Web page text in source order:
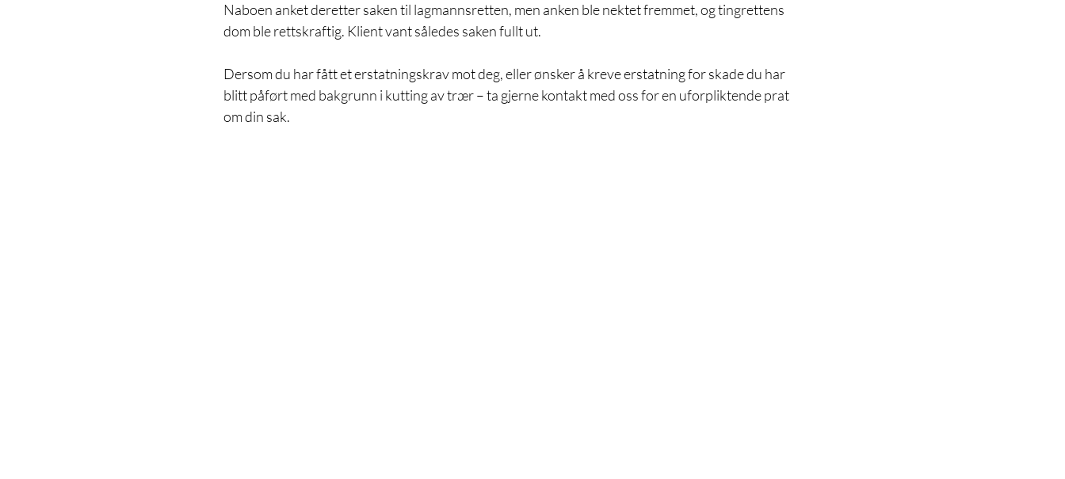
Naboen anket deretter saken til lagmannsretten, men anken ble nektet fremmet, og tingrettens
dom ble rettskraftig. Klient vant således saken fullt ut.
Dersom du har fått et erstatningskrav mot deg, eller ønsker å kreve erstatning for skade du har
blitt påført med bakgrunn i kutting av trær – ta gjerne kontakt med oss for en uforpliktende prat
om din sak.